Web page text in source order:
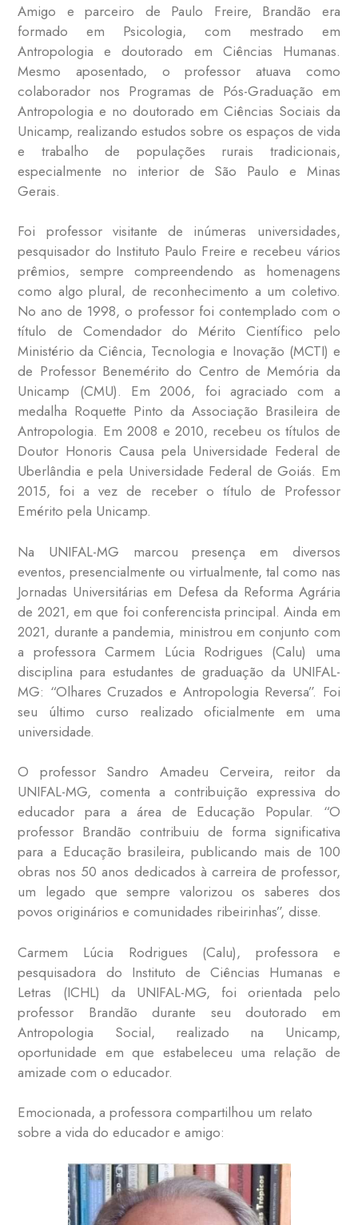
Amigo e parceiro de Paulo Freire, Brandão era
formado em Psicologia, com mestrado em
Antropologia e doutorado em Ciências Humanas.
Mesmo aposentado, o professor atuava como
colaborador nos Programas de Pós-Graduação em
Antropologia e no doutorado em Ciências Sociais da
Unicamp, realizando estudos sobre os espaços de vida
e trabalho de populações rurais tradicionais,
especialmente no interior de São Paulo e Minas
Gerais.
Foi professor visitante de inúmeras universidades,
pesquisador do Instituto Paulo Freire e recebeu vários
prêmios, sempre compreendendo as homenagens
como algo plural, de reconhecimento a um coletivo.
No ano de 1998, o professor foi contemplado com o
título de Comendador do Mérito Científico pelo
Ministério da Ciência, Tecnologia e Inovação (MCTI) e
de Professor Benemérito do Centro de Memória da
Unicamp (CMU). Em 2006, foi agraciado com a
medalha Roquette Pinto da Associação Brasileira de
Antropologia. Em 2008 e 2010, recebeu os títulos de
Doutor Honoris Causa pela Universidade Federal de
Uberlândia e pela Universidade Federal de Goiás. Em
2015, foi a vez de receber o título de Professor
Emérito pela Unicamp.
Na UNIFAL-MG marcou presença em diversos
eventos, presencialmente ou virtualmente, tal como nas
Jornadas Universitárias em Defesa da Reforma Agrária
de 2021, em que foi conferencista principal. Ainda em
2021, durante a pandemia, ministrou em conjunto com
a professora Carmem Lúcia Rodrigues (Calu) uma
disciplina para estudantes de graduação da UNIFAL-
MG: “Olhares Cruzados e Antropologia Reversa”. Foi
seu último curso realizado oficialmente em uma
universidade.
O professor Sandro Amadeu Cerveira, reitor da
UNIFAL-MG, comenta a contribuição expressiva do
educador para a área de Educação Popular. “O
professor Brandão contribuiu de forma significativa
para a Educação brasileira, publicando mais de 100
obras nos 50 anos dedicados à carreira de professor,
um legado que sempre valorizou os saberes dos
povos originários e comunidades ribeirinhas”, disse.
Carmem Lúcia Rodrigues (Calu), professora e
pesquisadora do Instituto de Ciências Humanas e
Letras (ICHL) da UNIFAL-MG, foi orientada pelo
professor Brandão durante seu doutorado em
Antropologia Social, realizado na Unicamp,
oportunidade em que estabeleceu uma relação de
amizade com o educador.
Emocionada, a professora compartilhou um relato
sobre a vida do educador e amigo: